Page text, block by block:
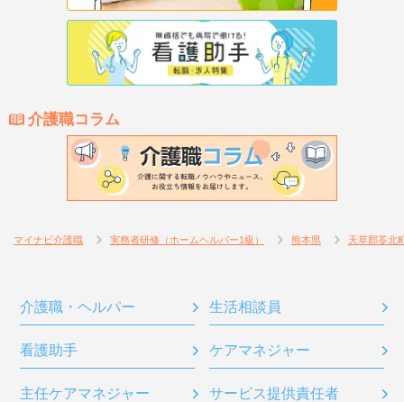
介護職コラム
マイナビ介護職 実務者研修（ホームヘルパー1級） 熊本県 天草郡苓北
介護職・ヘルパー 生活相談員
看護助手 ケアマネジャー
主任ケアマネジャー サービス提供責任者